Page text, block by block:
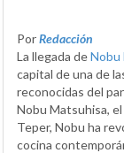
PorRedacción
La llegada deNobu
capital de una de
reconocidas del
Nobu Matsuhisa,
Teper, Nobu ha
cocina